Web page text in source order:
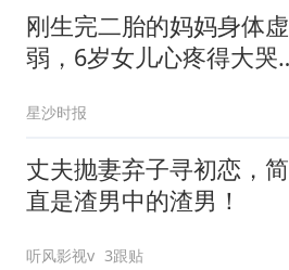
刚生完二胎的妈妈身体虚
弱，6岁女儿心疼得大哭
该很无助
星沙时报
丈夫抛妻弃子寻初恋，简
直是渣男中的渣男！
听风影视v 3跟贴